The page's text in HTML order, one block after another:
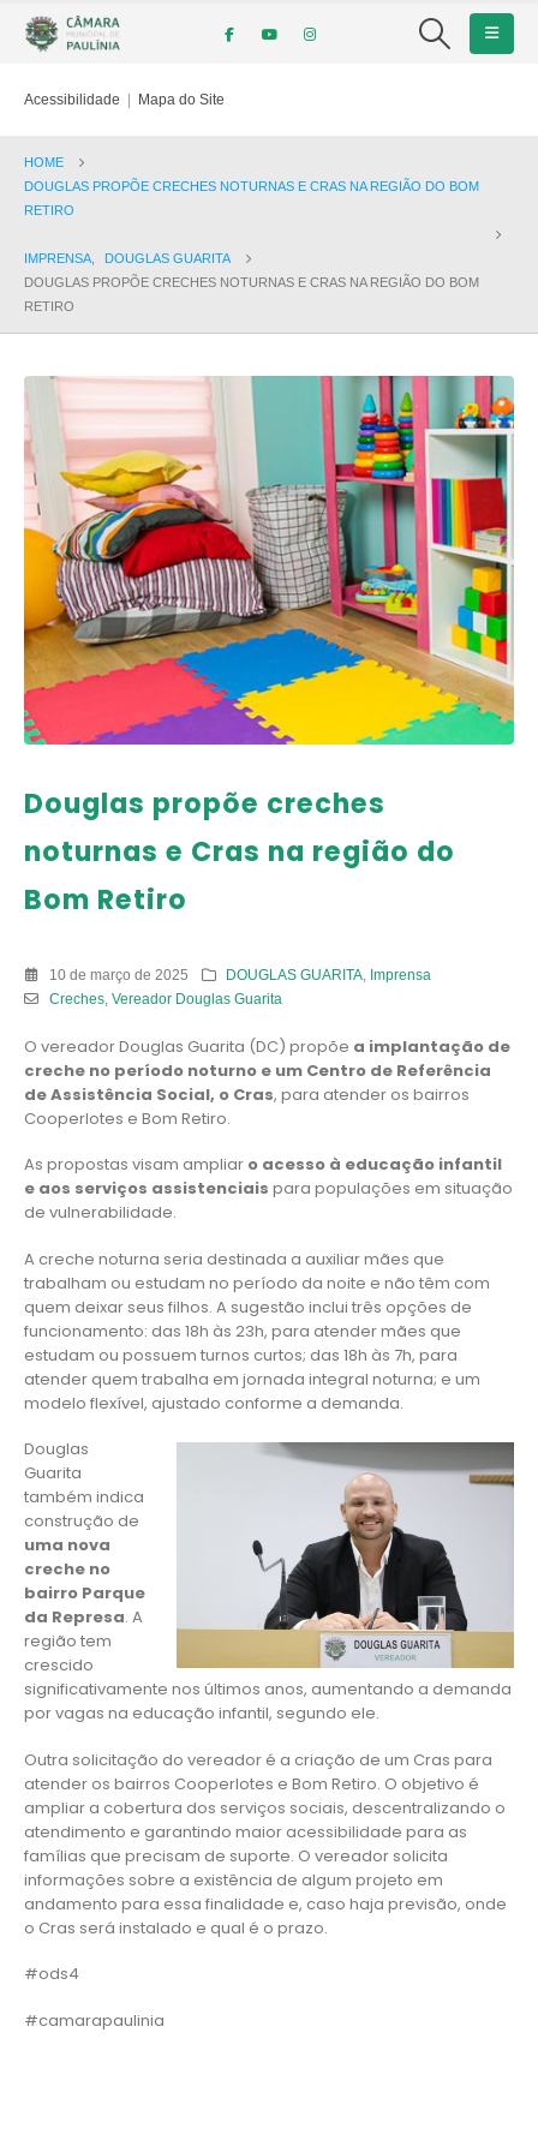
Acessibilidade | Mapa do Site
HOME
DOUGLAS PROPÕE CRECHES NOTURNAS E CRAS NA REGIÃO DO BOM
RETIRO
IMPRENSA
DOUGLAS GUARITA
DOUGLAS PROPÕE CRECHES NOTURNAS E CRAS NA REGIÃO DO BOM
RETIRO
Douglas propõe creches
noturnas e Cras na região do
Bom Retiro
10 de março de 2025 DOUGLAS GUARITA Imprensa
Creches, Vereador Douglas Guarita
O vereador Douglas Guarita (DC) propõe a implantação de
creche no período noturno e um Centro de Referência
de Assistência Social, o Cras, para atender os bairros
Cooperlotes e Bom Retiro.
As propostas visam ampliar o acesso à educação infantil
e aos serviços assistenciais para populações em situação
de vulnerabilidade.
A creche noturna seria destinada a auxiliar mães que
trabalham ou estudam no período da noite e não têm com
quem deixar seus filhos. A sugestão inclui três opções de
funcionamento: das 18h às 23h, para atender mães que
estudam ou possuem turnos curtos; das 18h às 7h, para
atender quem trabalha em jornada integral noturna; e um
modelo flexível, ajustado conforme a demanda.
Douglas
Guarita
também indica
construção de
uma nova
creche no
bairro Parque
da Represa. A
região tem
crescido
significativamente nos últimos anos, aumentando a demanda
por vagas na educação infantil, segundo ele.
Outra solicitação do vereador é a criação de um Cras para
atender os bairros Cooperlotes e Bom Retiro. O objetivo é
ampliar a cobertura dos serviços sociais, descentralizando o
atendimento e garantindo maior acessibilidade para as
famílias que precisam de suporte. O vereador solicita
informações sobre a existência de algum projeto em
andamento para essa finalidade e, caso haja previsão, onde
o Cras será instalado e qual é o prazo.
#ods4
#camarapaulinia